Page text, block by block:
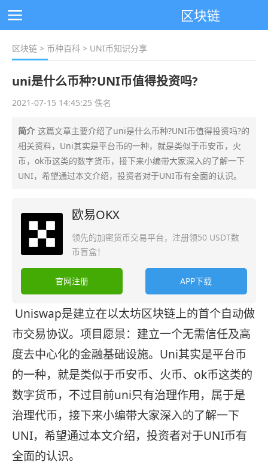
区块链
区块链 > 币种百科 > UNI币知识分享
uni是什么币种?UNI币值得投资吗?
2021-07-15 14:45:25 佚名
简介 这篇文章主要介绍了uni是什么币种?UNI币值得投资吗?的
相关资料，Uni其实是平台币的一种，就是类似于币安币，火
币，ok币这类的数字货币，接下来小编带大家深入的了解一下
UNI，希望通过本文介绍，投资者对于UNI币有全面的认识。
欧易OKX
领先的加密货币交易平台，注册领50 USDT数
币盲盒！
官网注册 APP下载
Uniswap是建立在以太坊区块链上的首个自动做
市交易协议。项目愿景：建立一个无需信任及高
度去中心化的金融基础设施。Uni其实是平台币
的一种，就是类似于币安币、火币、ok币这类的
数字货币，不过目前uni只有治理作用，属于是
治理代币，接下来小编带大家深入的了解一下
UNI，希望通过本文介绍，投资者对于UNI币有
全面的认识。